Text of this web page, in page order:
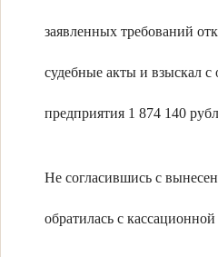
заявленных требований
судебные акты и взыскал с
предприятия 1 874 140
Не согласившись с
обратилась с